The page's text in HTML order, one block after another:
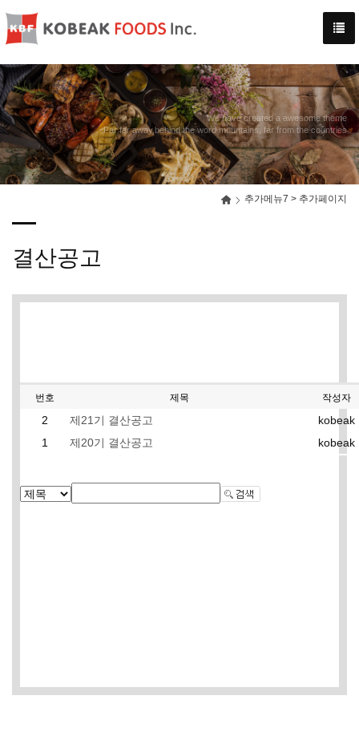
We have created a awesome theme
Far far away,behind the word mountains, far from the countries
추가메뉴7 > 추가페이지
결산공고
번호 제목 작성자
2 제21기 결산공고
kobeak
1
제20기 결산공고 kobeak